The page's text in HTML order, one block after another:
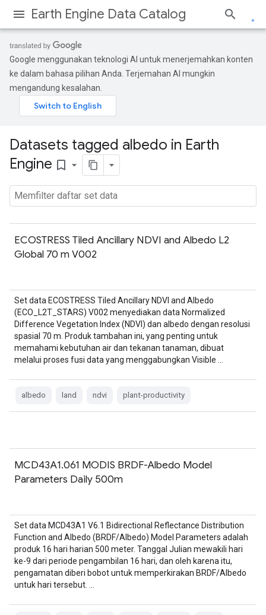
Earth Engine Data Catalog
Google menggunakan teknologi AI untuk menerjemahkan konten
ke dalam bahasa pilihan Anda. Terjemahan AI mungkin
mengandung kesalahan.
Datasets tagged albedo in Earth
Engine bookmark_border
ECOSTRESS Tiled Ancillary NDVI and Albedo L2
Global 70 m V002
Set data ECOSTRESS Tiled Ancillary NDVI and Albedo
(ECO_L2T_STARS) V002 menyediakan data Normalized
Difference Vegetation Index (NDVI) dan albedo dengan resolusi
spasial 70 m. Produk tambahan ini, yang penting untuk
memahami kebutuhan air dan tekanan tanaman, dibuat
melalui proses fusi data yang menggabungkan Visible …
albedo land ndvi plant-productivity
MCD43A1.061 MODIS BRDF-Albedo Model
Parameters Daily 500m
Set data MCD43A1 V6.1 Bidirectional Reflectance Distribution
Function and Albedo (BRDF/Albedo) Model Parameters adalah
produk 16 hari harian 500 meter. Tanggal Julian mewakili hari
ke-9 dari periode pengambilan 16 hari, dan oleh karena itu,
pengamatan diberi bobot untuk memperkirakan BRDF/Albedo
untuk hari tersebut. …